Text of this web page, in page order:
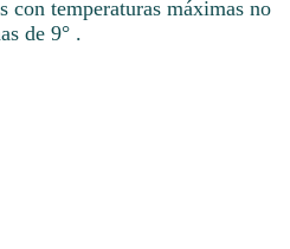
con temperaturas máximas no
de 9° .